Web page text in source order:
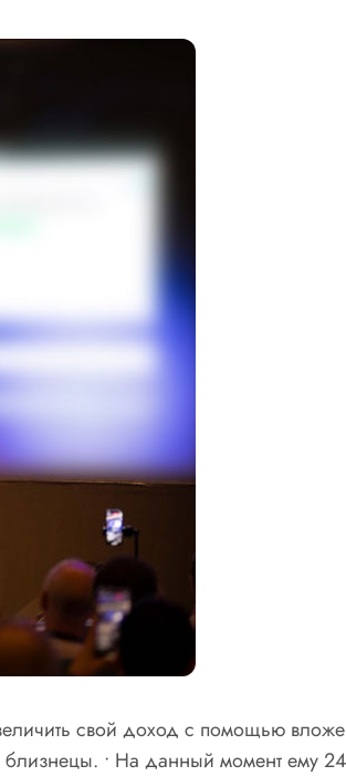
свой доход с помощью
• На данный момент ему